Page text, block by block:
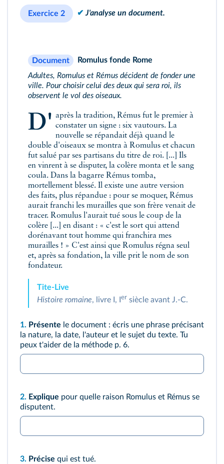
Exercice 2 ✔ J'analyse un document.
Document
Romulus fonde Rome
Adultes, Romulus et Rémus décident de fonder une
ville. Pour choisir celui des deux qui sera roi, ils
observent le vol des oiseaux.
D'après la tradition, Rémus fut le premier à constater un signe : six vautours. La
nouvelle se répandait déjà quand le
double d'oiseaux se montra à Romulus et chacun
fut salué par ses partisans du titre de roi. [...] Ils
en vinrent à se disputer, la colère monta et le sang
coula. Dans la bagarre Rémus tomba,
mortellement blessé. Il existe une autre version
des faits, plus répandue : pour se moquer, Rémus
aurait franchi les murailles que son frère venait de
tracer. Romulus l'aurait tué sous le coup de la
colère [...] en disant : « c'est le sort qui attend
dorénavant tout homme qui franchira mes
murailles ! » C'est ainsi que Romulus régna seul
et, après sa fondation, la ville prit le nom de son
fondateur.
Tite‑Live
Histoire romaine, livre I, I er siècle avant J.‑C.
1. Présente le document : écris une phrase précisant
la nature, la date, l'auteur et le sujet du texte. Tu
peux t'aider de la méthode p. 6.
2. Explique pour quelle raison Romulus et Rémus se
disputent.
3. Précise qui est tué.